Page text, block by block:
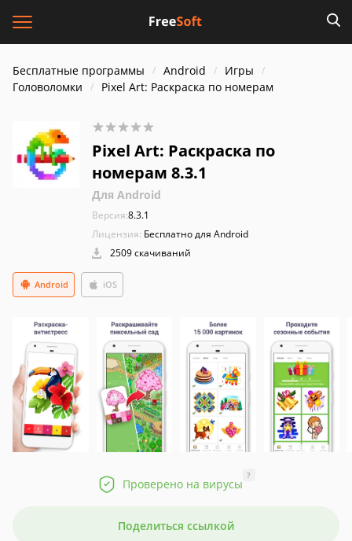
Бесплатные программы Android
Игры
Головоломки
Pixel Art: Раскраска по номерам
Pixel Art: Раскраска по
номерам 8.3.1
Для Android
Версия:8.3.1
Лицензия: Бесплатно для Android
2509 скачиваний
Android iOS
Проверено на вирусы
?
Поделиться ссылкой